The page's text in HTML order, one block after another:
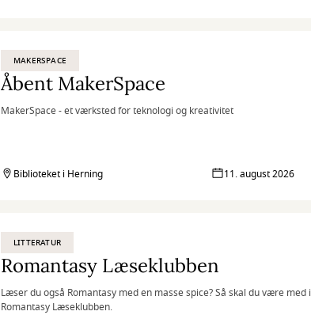
MAKERSPACE
Åbent MakerSpace
MakerSpace - et værksted for teknologi og kreativitet
Biblioteket i Herning 11. august 2026
LITTERATUR
Romantasy Læseklubben
Læser du også Romantasy med en masse spice? Så skal du være med i
Romantasy Læseklubben.